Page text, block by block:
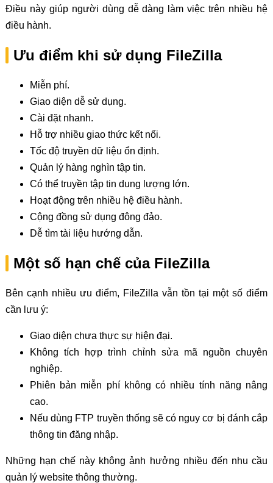
Điều này giúp người dùng dễ dàng làm việc trên nhiều hệ
điều hành.
Ưu điểm khi sử dụng FileZilla
Miễn phí.
Giao diện dễ sử dụng.
Cài đặt nhanh.
Hỗ trợ nhiều giao thức kết nối.
Tốc độ truyền dữ liệu ổn định.
Quản lý hàng nghìn tập tin.
Có thể truyền tập tin dung lượng lớn.
Hoạt động trên nhiều hệ điều hành.
Cộng đồng sử dụng đông đảo.
Dễ tìm tài liệu hướng dẫn.
Một số hạn chế của FileZilla
Bên cạnh nhiều ưu điểm, FileZilla vẫn tồn tại một số điểm
cần lưu ý:
Giao diện chưa thực sự hiện đại.
Không tích hợp trình chỉnh sửa mã nguồn chuyên
nghiệp.
Phiên bản miễn phí không có nhiều tính năng nâng
cao.
Nếu dùng FTP truyền thống sẽ có nguy cơ bị đánh cắp
thông tin đăng nhập.
Những hạn chế này không ảnh hưởng nhiều đến nhu cầu
quản lý website thông thường.